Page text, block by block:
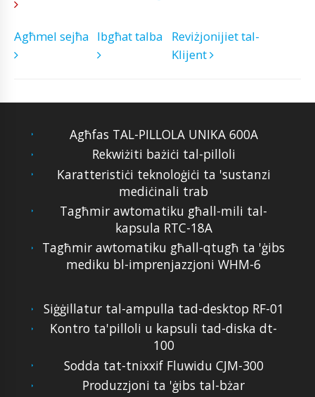
Agħmel sejħa Ibgħat talba
Reviżjonijiet tal-
Klijent
Agħfas TAL-PILLOLA UNIKA 600A
Rekwiżiti bażiċi tal-pilloli
Karatteristiċi teknoloġiċi ta 'sustanzi
mediċinali trab
Tagħmir awtomatiku għall-mili tal-
kapsula RTC-18A
Tagħmir awtomatiku għall-qtugħ ta 'ġibs
mediku bl-imprenjazzjoni WHM-6
Siġġillatur tal-ampulla tad-desktop RF-01
Kontro ta'pilloli u kapsuli tad-diska dt-
100
Sodda tat-tnixxif Fluwidu CJM-300
Produzzjoni ta 'ġibs tal-bżar